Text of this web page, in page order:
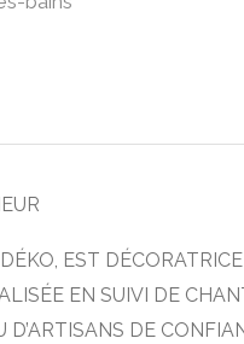
EST DÉCORATRICE
EN SUIVI DE
DE